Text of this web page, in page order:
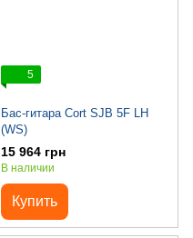
5
Бас-гитара Cort SJB 5F LH
(WS)
15 964 грн
В наличии
Купить